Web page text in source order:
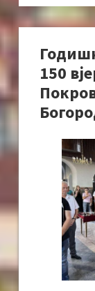
150